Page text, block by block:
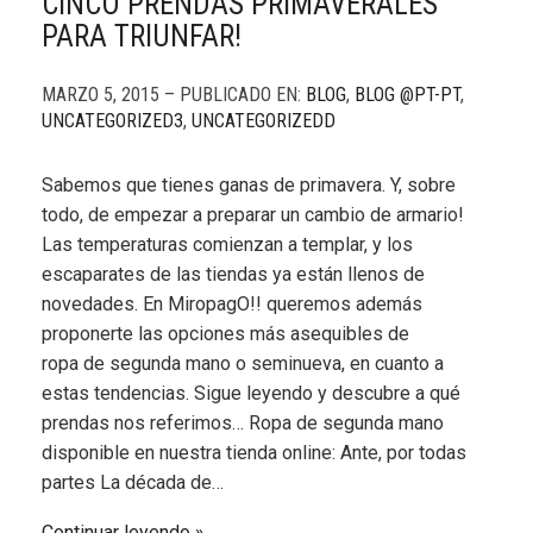
PARA TRIUNFAR!
MARZO 5, 2015 – PUBLICADO EN: BLOG, BLOG @PT-PT,
UNCATEGORIZED3, UNCATEGORIZEDD
Sabemos que tienes ganas de primavera. Y, sobre
todo, de empezar a preparar un cambio de armario!
Las temperaturas comienzan a templar, y los
escaparates de las tiendas ya están llenos de
novedades. En MiropagO!! queremos además
proponerte las opciones más asequibles de
ropa de segunda mano o seminueva, en cuanto a
estas tendencias. Sigue leyendo y descubre a qué
prendas nos referimos… Ropa de segunda mano
disponible en nuestra tienda online: Ante, por todas
partes La década de…